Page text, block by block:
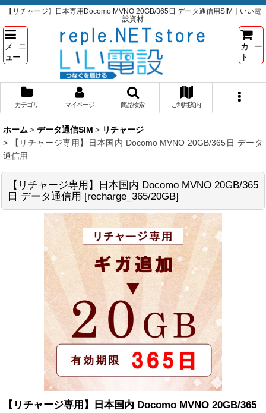
【リチャージ】日本専用Docomo MVNO 20GB/365日 データ通信用SIM｜いい電
設資材
メニ
ュー
カー
ト
カテゴリ マイページ 商品検索 ご利用案内
ホーム > データ通信SIM > リチャージ
>
【リチャージ専用】日本国内 Docomo MVNO 20GB/365日 データ
通信用
【リチャージ専用】日本国内 Docomo MVNO 20GB/365
日 データ通信用 [recharge_365/20GB]
【リチャージ専用】日本国内 Docomo MVNO 20GB/365